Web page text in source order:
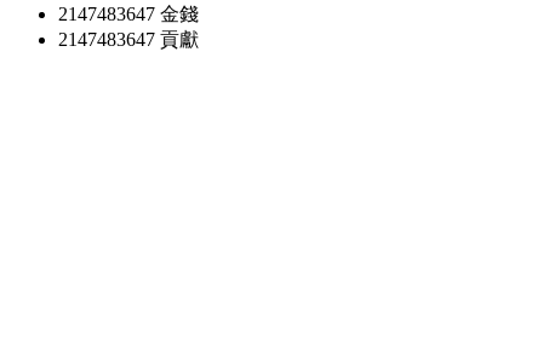
2147483647 金錢
2147483647 貢獻